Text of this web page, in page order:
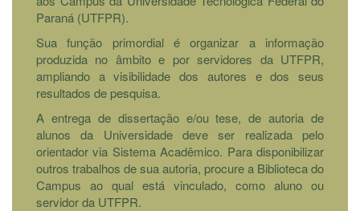
Paraná (UTFPR).
Sua função primordial é organizar a informação
produzida no âmbito e por servidores da UTFPR,
ampliando a visibilidade dos autores e dos seus
resultados de pesquisa.
A entrega de dissertação e/ou tese, de autoria de
alunos da Universidade deve ser realizada pelo
orientador via Sistema Acadêmico. Para disponibilizar
outros trabalhos de sua autoria, procure a Biblioteca do
Campus ao qual está vinculado, como aluno ou
servidor da UTFPR.